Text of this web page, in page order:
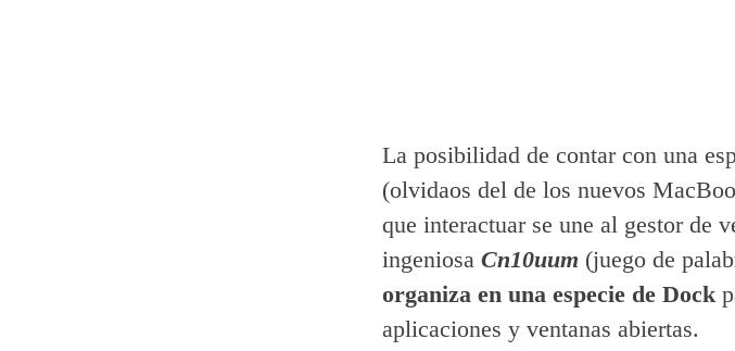
La posibilidad de contar con una
(olvidaos del de los nuevos
que interactuar se une al gestor de
ingeniosa Cn10uum (juego de
organiza en una especie de Dock
aplicaciones y ventanas abiertas.